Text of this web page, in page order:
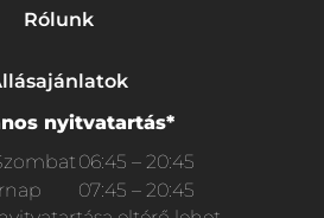
Rólunk
nyitvatartás*
06:45 – 20:45
07:45 – 20:45